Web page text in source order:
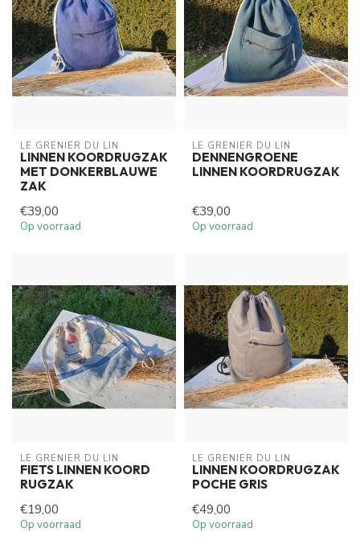
LE GRENIER DU LIN
LINNEN KOORDRUGZAK
MET DONKERBLAUWE
ZAK
€39,00
Op voorraad
LE GRENIER DU LIN
DENNENGROENE
LINNEN KOORDRUGZAK
€39,00
Op voorraad
LE GRENIER DU LIN
FIETS LINNEN KOORD
RUGZAK
€19,00
Op voorraad
LE GRENIER DU LIN
LINNEN KOORDRUGZAK
POCHE GRIS
€49,00
Op voorraad